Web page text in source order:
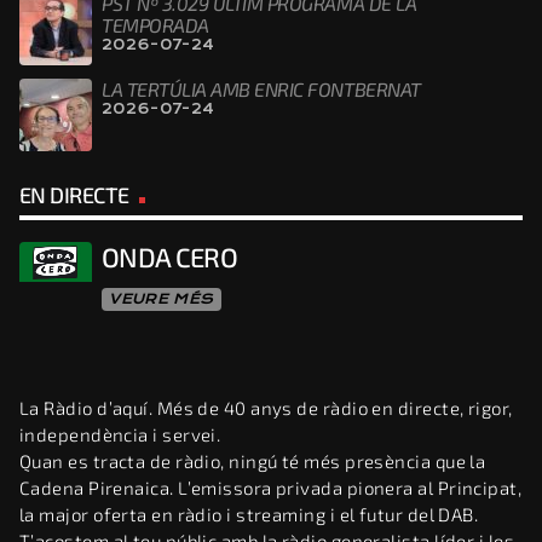
TEMPORADA
2026-07-24
LA TERTÚLIA AMB ENRIC FONTBERNAT
2026-07-24
EN DIRECTE
ONDA CERO
VEURE MÉS
La Ràdio d’aquí. Més de 40 anys de ràdio en directe, rigor,
independència i servei.
Quan es tracta de ràdio, ningú té més presència que la
Cadena Pirenaica. L’emissora privada pionera al Principat,
la major oferta en ràdio i streaming i el futur del DAB.